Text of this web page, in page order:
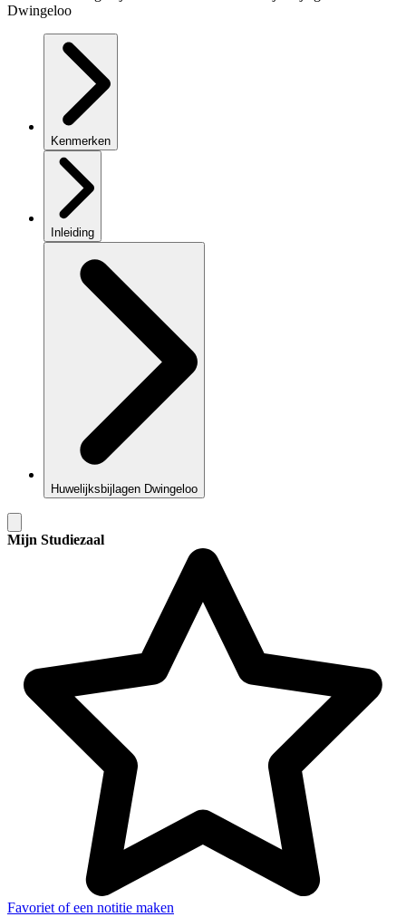
Dwingeloo
Kenmerken
Inleiding
Huwelijksbijlagen Dwingeloo
Mijn Studiezaal
Favoriet of een notitie maken